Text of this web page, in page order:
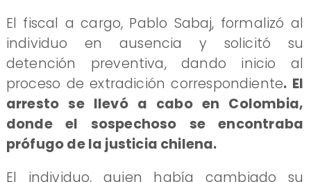
El fiscal a cargo, Pablo Sabaj, formalizó al
individuo en ausencia y solicitó su
detención preventiva, dando inicio al
proceso de extradición correspondiente. El
arresto se llevó a cabo en Colombia,
donde el sospechoso se encontraba
prófugo de la justicia chilena.
El individuo, quien había cambiado su